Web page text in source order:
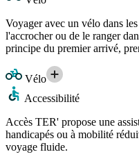
Voyager avec un vélo dans
l'accrocher ou de le ranger
principe du premier arrivé,
Vélo
Accessibilité
Accès TER' propose une
handicapés ou à mobilité
voyage fluide.